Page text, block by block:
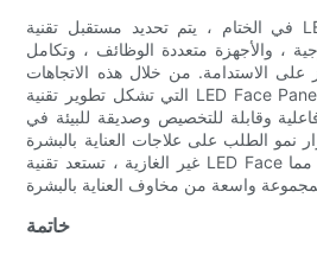
في الختام ، يتم تحديد مستقبل تقنية LED Face Panel من خلال
، والأجهزة متعددة الوظائف ، وتكامل
على الاستدامة. من خلال هذه الاتجاهات
التي تشكل تطوير تقنية LED Face Panel ، يمكن للمستخدمين توقع
وقابلة للتخصيص وصديقة للبيئة في
نمو الطلب على علاجات العناية بالبشرة
غير الغازية ، تستعد تقنية LED Face للبقاء في طليعة الصناعة ، مما
خاتمة